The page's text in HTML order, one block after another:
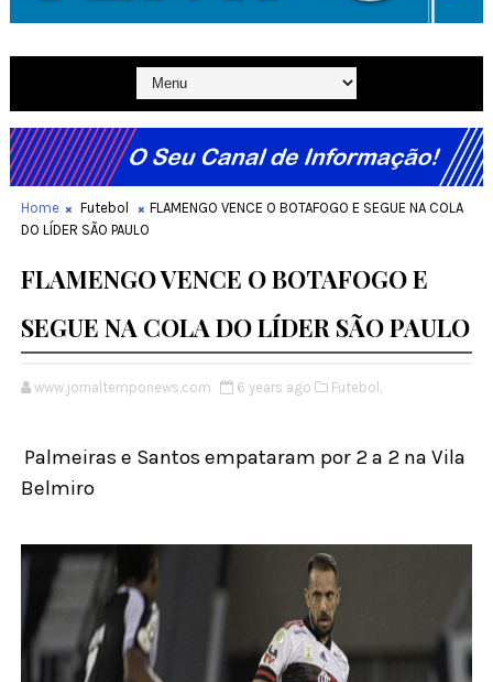
Home Futebol
FLAMENGO VENCE O BOTAFOGO E SEGUE NA COLA
DO LÍDER SÃO PAULO
FLAMENGO VENCE O BOTAFOGO E
SEGUE NA COLA DO LÍDER SÃO PAULO
www.jornaltemponews.com 6 years ago Futebol,
Palmeiras e Santos empataram por 2 a 2 na Vila
Belmiro